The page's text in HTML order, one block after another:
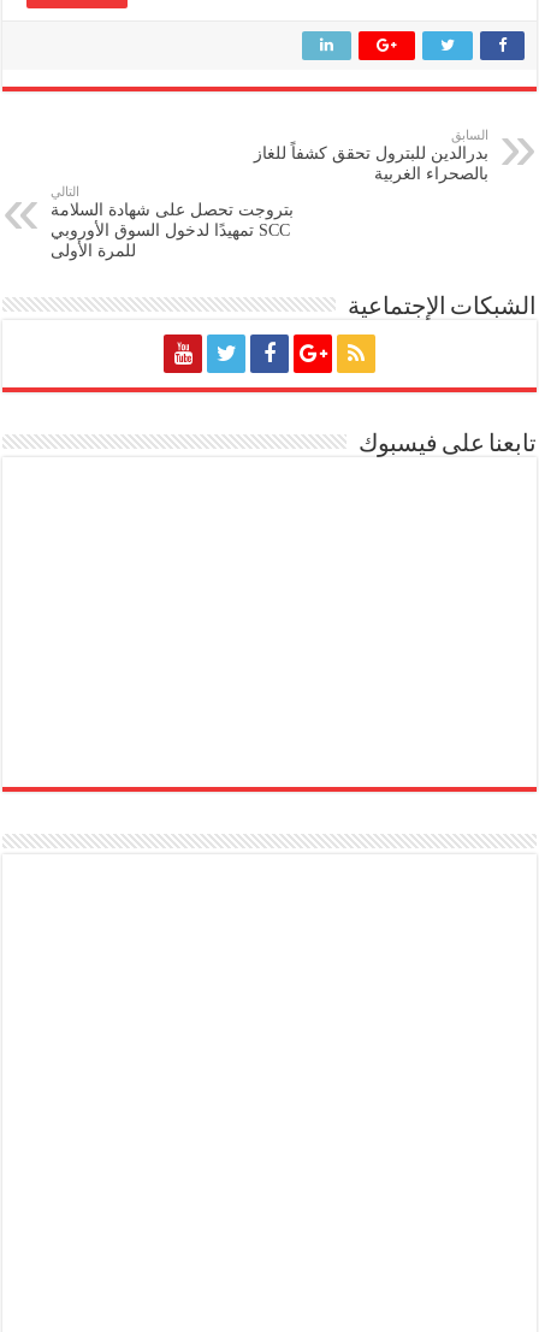
السابق
بدرالدين للبترول تحقق كشفاً للغاز
بالصحراء الغربية
التالي
بتروجت تحصل على شهادة السلامة
SCC تمهيدًا لدخول السوق الأوروبي
للمرة الأولى
الشبكات الإجتماعية
تابعنا على فيسبوك